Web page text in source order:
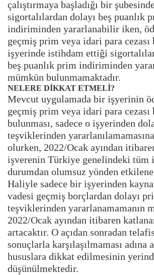
çalıştırmaya başladığı bir
sigortalılardan dolayı beş puanlık
indiriminden yararlanabilir iken,
geçmiş prim veya idari para
işyerinde istihdam ettiği
beş puanlık prim indiriminden
mümkün bulunmamaktadır.
NELERE DİKKAT ETMELİ?
Mevcut uygulamada bir işyerinin
geçmiş prim veya idari para cezası
bulunması, sadece o işyerinden
teşviklerinden
olurken, 2022/Ocak ayından
işverenin Türkiye genelindeki tüm
durumdan olumsuz yönden
Haliyle sadece bir işyerinden
vadesi geçmiş borçlardan dolayı
teşviklerinden yararlanamamanın
2022/Ocak ayından itibaren
artacaktır. O açıdan sonradan
sonuçlarla karşılaşılmaması adına
hususlara dikkat edilmesinin
düşünülmektedir.